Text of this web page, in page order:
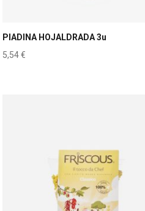
PIADINA HOJALDRADA 3u
5,54€